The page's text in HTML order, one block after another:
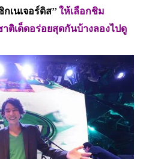
กเนเจอร์ดิส” ให้เลือกชิม
ติเด็ดอร่อยสุดกันบ้างลองไปดู